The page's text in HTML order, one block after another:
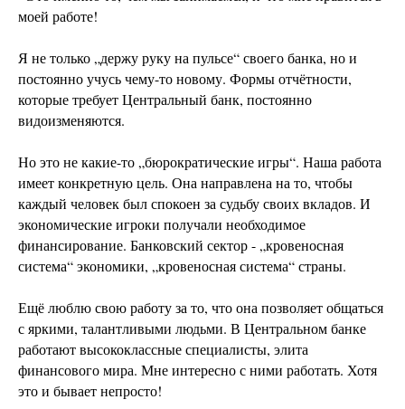
моей работе!
Я не только „держу руку на пульсе“ своего банка, но и
постоянно учусь чему-то новому. Формы отчётности,
которые требует Центральный банк, постоянно
видоизменяются.
Но это не какие-то „бюрократические игры“. Наша работа
имеет конкретную цель. Она направлена на то, чтобы
каждый человек был спокоен за судьбу своих вкладов. И
экономические игроки получали необходимое
финансирование. Банковский сектор - „кровеносная
система“ экономики, „кровеносная система“ страны.
Ещё люблю свою работу за то, что она позволяет общаться
с яркими, талантливыми людьми. В Центральном банке
работают высококлассные специалисты, элита
финансового мира. Мне интересно с ними работать. Хотя
это и бывает непросто!